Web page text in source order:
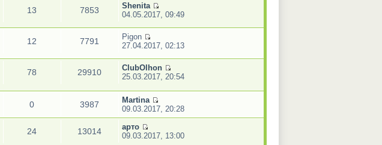
13 7853
Shenita
04.05.2017, 09:49
12 7791
Pigon
27.04.2017, 02:13
78 29910
ClubOlhon
25.03.2017, 20:54
0 3987
Martina
09.03.2017, 20:28
24 13014
арто
09.03.2017, 13:00